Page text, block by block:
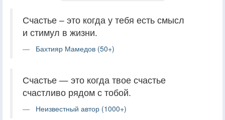
Счастье – это когда у тебя есть смысл
и стимул в жизни.
Бахтияр Мамедов (50+)
Счастье — это когда твое счастье
счастливо рядом с тобой.
Неизвестный автор (1000+)